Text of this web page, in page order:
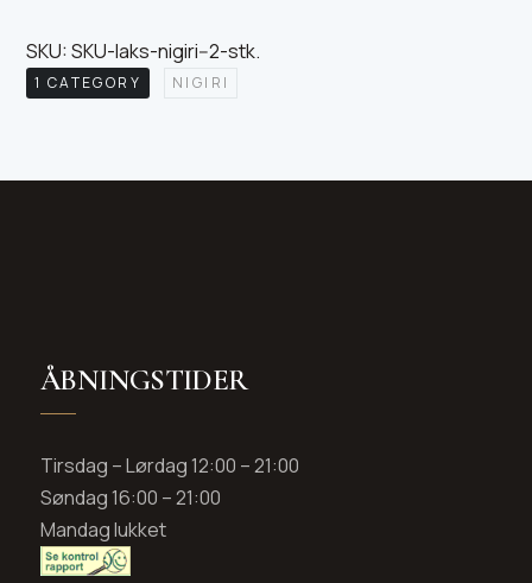
antal
SKU:SKU-laks-nigiri--2-stk.
1 CATEGORY NIGIRI
ÅBNINGSTIDER
Tirsdag – Lørdag 12:00 – 21:00
Søndag 16:00 – 21:00
Mandag lukket